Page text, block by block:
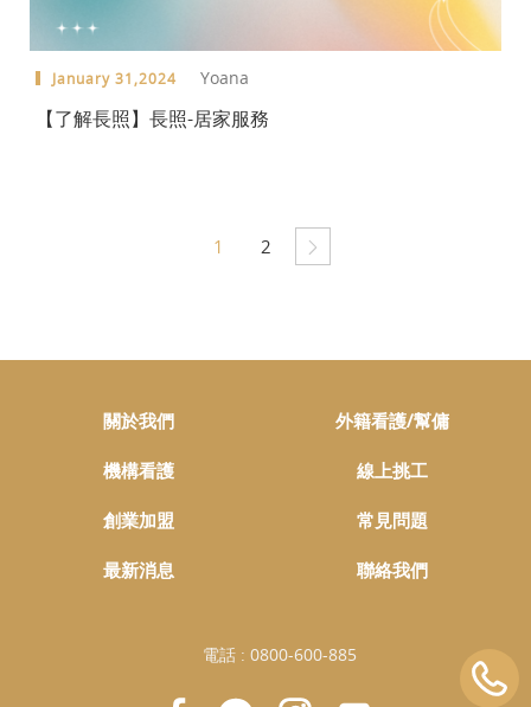
January 31,2024 Yoana
【了解長照】長照-居家服務
1 2
關於我們 外籍看護/幫傭
機構看護 線上挑工
創業加盟 常見問題
最新消息 聯絡我們
電話 : 0800-600-885